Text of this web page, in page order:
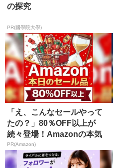
の探究
PR(國學院大學)
「え、こんなセールやって
たの？」80％OFF以上が
続々登場！Amazonの本気
が...
PR(Amazon)